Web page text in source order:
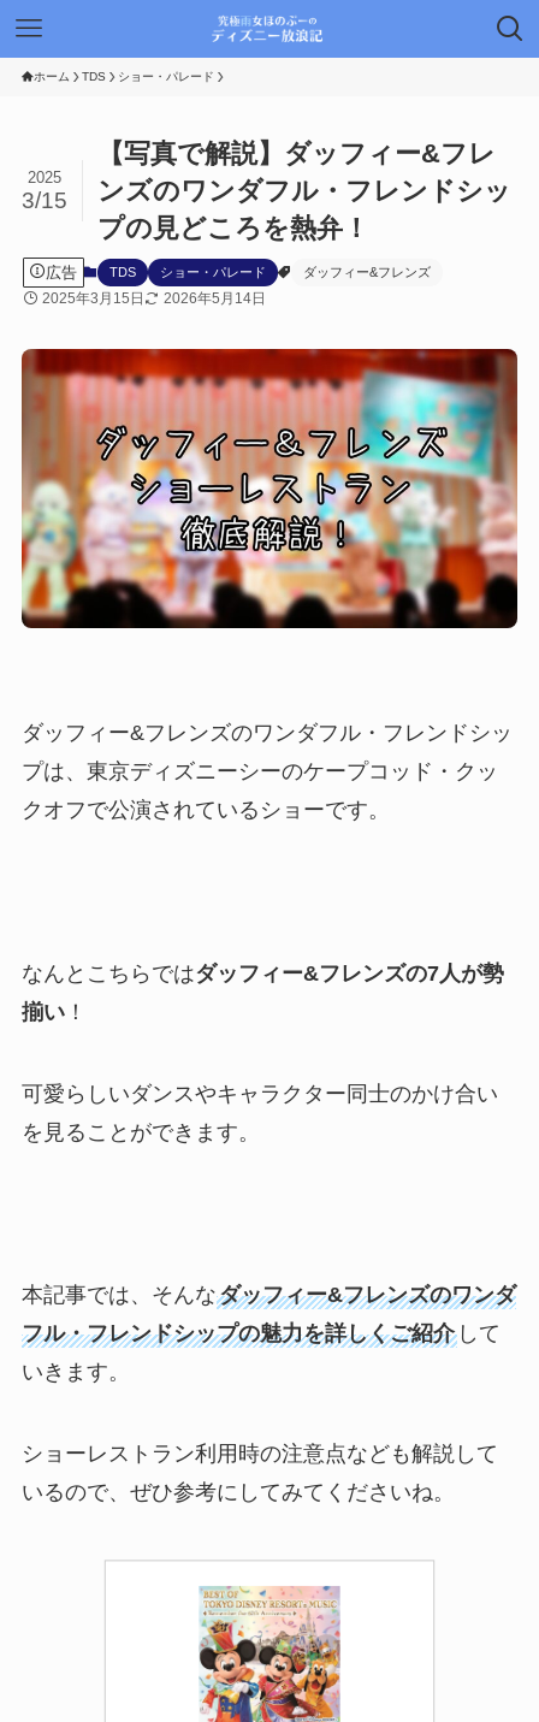
ホーム TDS ショー・パレード
【写真で解説】ダッフィー&フレ
ンズのワンダフル・フレンドシッ
プの見どころを熱弁！
2025
3/15
広告 TDS ショー・パレード ダッフィー&フレンズ
2025年3月15日 2026年5月14日
ダッフィー&フレンズのワンダフル・フレンドシッ
プは、東京ディズニーシーのケープコッド・クッ
クオフで公演されているショーです。
なんとこちらではダッフィー&フレンズの7人が勢
揃い！
可愛らしいダンスやキャラクター同士のかけ合い
を見ることができます。
本記事では、そんなダッフィー&フレンズのワンダ
フル・フレンドシップの魅力を詳しくご紹介して
いきます。
ショーレストラン利用時の注意点なども解説して
いるので、ぜひ参考にしてみてくださいね。